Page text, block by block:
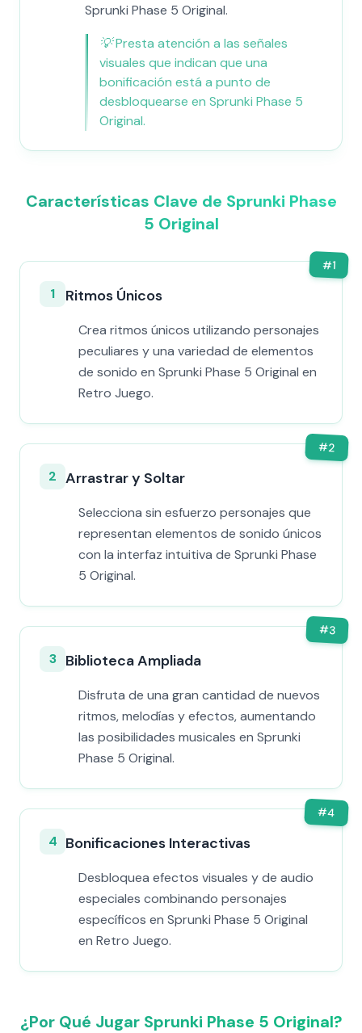
Sprunki Phase 5 Original.
💡Presta atención a las señales
visuales que indican que una
bonificación está a punto de
desbloquearse en Sprunki Phase 5
Original.
Características Clave de Sprunki Phase
5 Original
#1
1 Ritmos Únicos
Crea ritmos únicos utilizando personajes
peculiares y una variedad de elementos
de sonido en Sprunki Phase 5 Original en
Retro Juego.
#2
2 Arrastrar y Soltar
Selecciona sin esfuerzo personajes que
representan elementos de sonido únicos
con la interfaz intuitiva de Sprunki Phase
5 Original.
#3
3 Biblioteca Ampliada
Disfruta de una gran cantidad de nuevos
ritmos, melodías y efectos, aumentando
las posibilidades musicales en Sprunki
Phase 5 Original.
#4
4 Bonificaciones Interactivas
Desbloquea efectos visuales y de audio
especiales combinando personajes
específicos en Sprunki Phase 5 Original
en Retro Juego.
¿Por Qué Jugar Sprunki Phase 5 Original?